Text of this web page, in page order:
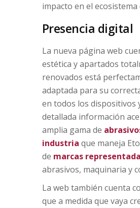
impacto en el ecosistema
Presencia digital
La nueva página web
estética y apartados
renovados está
adaptada para su
en todos los dispositivos
detallada información
amplia gama de
industria que maneja
de marcas
abrasivos, maquinaria y
La web también cuenta
que a medida que vaya